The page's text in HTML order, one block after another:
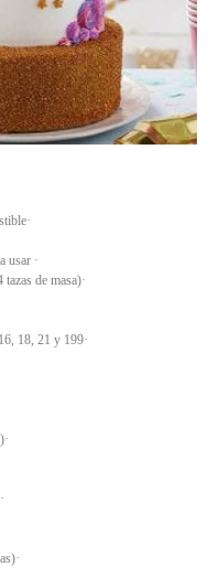
usar ·
de masa)·
18, 21 y 199·